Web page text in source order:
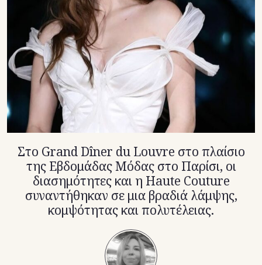
Στο Grand Dîner du Louvre στο πλαίσιο
της Εβδομάδας Μόδας στο Παρίσι, οι
διασημότητες και η Haute Couture
συναντήθηκαν σε μια βραδιά λάμψης,
κομψότητας και πολυτέλειας.